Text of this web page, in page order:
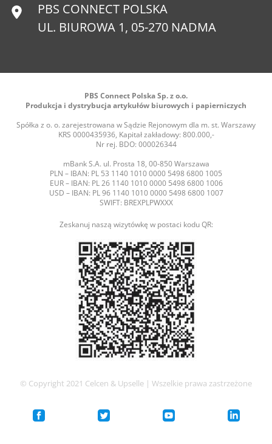
PBS CONNECT POLSKA
UL. BIUROWA 1, 05-270 NADMA
PBS Connect Polska Sp. z o.o.
Produkcja i dystrybucja artykułów biurowych i papierniczych
Spółka z o. o. zarejestrowana w Sądzie Rejonowym dla m. st. Warszawy
KRS 0000435936, Kapitał zakładowy: 800.000,-
Nr rej. BDO: 000026344
mBank S.A. ul. Prosta 18, 00-850 Warszawa
PLN – IBAN: PL 53 1140 1010 0000 5498 6800 1005
EUR – IBAN: PL 26 1140 1010 0000 5498 6800 1006
USD – IBAN: PL 96 1140 1010 0000 5498 6800 1007
SWIFT: BREXPLPWXXX
Zeskanuj naszą wizytówkę w postaci kodu QR:
© Copyright 2021 Celcen & Upselle | Wszelkie prawa zastrzeżone